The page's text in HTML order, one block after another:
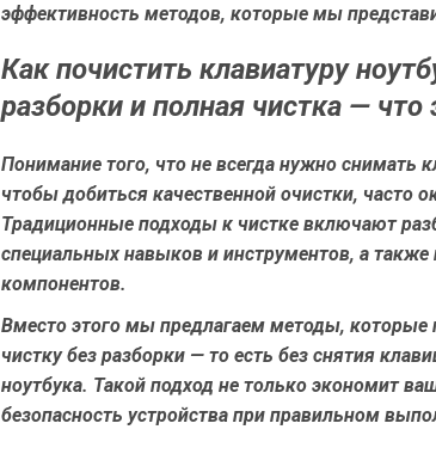
эффективность методов, которые мы
Как почистить клавиатуру
разборки и полная чистка — что
Понимание того, что не всегда нужно снимать
чтобы добиться качественной очистки, часто
Традиционные подходы к чистке включают
специальных навыков и инструментов, а
компонентов.
Вместо этого мы предлагаем методы,
чистку без разборки — то есть без снятия
ноутбука. Такой подход не только экономит
безопасность устройства при правильном